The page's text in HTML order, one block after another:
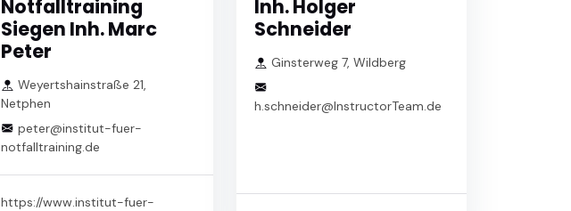
Notfalltraining
Siegen Inh. Marc
Peter
Weyertshainstraße 21,
Netphen
peter@institut-fuer-
notfalltraining.de
https://www.institut-fuer-
Inh. Holger
Schneider
Ginsterweg 7, Wildberg
h.schneider@InstructorTeam.de